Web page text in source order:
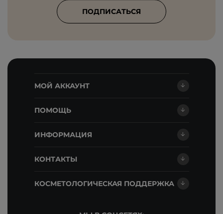
ПОДПИСАТЬСЯ
МОЙ АККАУНТ
ПОМОЩЬ
ИНФОРМАЦИЯ
КОНТАКТЫ
КОСМЕТОЛОГИЧЕСКАЯ ПОДДЕРЖКА